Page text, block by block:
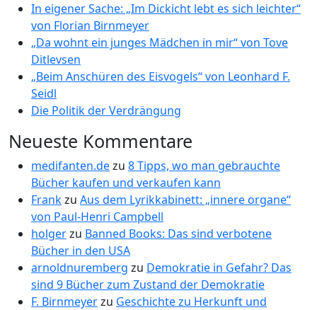
In eigener Sache: „Im Dickicht lebt es sich leichter“
von Florian Birnmeyer
„Da wohnt ein junges Mädchen in mir“ von Tove
Ditlevsen
„Beim Anschüren des Eisvogels“ von Leonhard F.
Seidl
Die Politik der Verdrängung
Neueste Kommentare
medifanten.dezu 8 Tipps, wo man gebrauchte
Bücher kaufen und verkaufen kann
Frankzu Aus dem Lyrikkabinett: „innere organe“
von Paul-Henri Campbell
holgerzu Banned Books: Das sind verbotene
Bücher in den USA
arnoldnuremberg zu Demokratie in Gefahr? Das
sind 9 Bücher zum Zustand der Demokratie
F. Birnmeyerzu Geschichte zu Herkunft und